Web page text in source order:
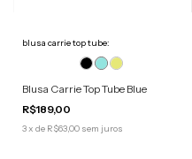
blusa carrie top tube:
Blusa Carrie Top Tube Blue
R$189,00
3x de R$63,00 sem juros